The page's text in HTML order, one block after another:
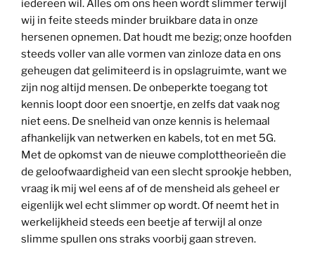
iedereen wil. Alles om ons heen wordt slimmer terwijl
wij in feite steeds minder bruikbare data in onze
hersenen opnemen. Dat houdt me bezig; onze hoofden
steeds voller van alle vormen van zinloze data en ons
geheugen dat gelimiteerd is in opslagruimte, want we
zijn nog altijd mensen. De onbeperkte toegang tot
kennis loopt door een snoertje, en zelfs dat vaak nog
niet eens. De snelheid van onze kennis is helemaal
afhankelijk van netwerken en kabels, tot en met 5G.
Met de opkomst van de nieuwe complottheorieën die
de geloofwaardigheid van een slecht sprookje hebben,
vraag ik mij wel eens af of de mensheid als geheel er
eigenlijk wel echt slimmer op wordt. Of neemt het in
werkelijkheid steeds een beetje af terwijl al onze
slimme spullen ons straks voorbij gaan streven.